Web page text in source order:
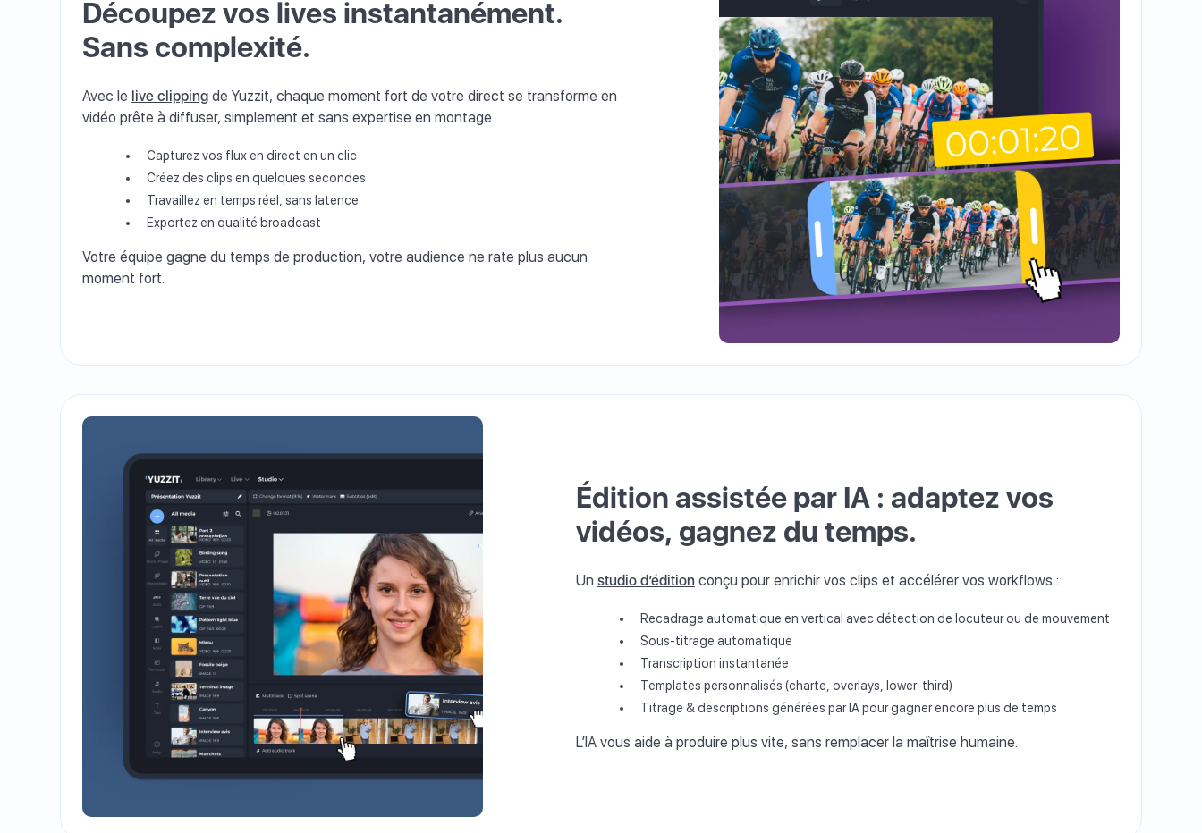
Découpez vos lives instantanément.
Sans complexité.
Avec le live clipping de Yuzzit, chaque moment fort de votre direct se transforme en
vidéo prête à diffuser, simplement et sans expertise en montage.
Capturez vos flux en direct en un clic
Créez des clips en quelques secondes
Travaillez en temps réel, sans latence
Exportez en qualité broadcast
Votre équipe gagne du temps de production, votre audience ne rate plus aucun
moment fort.
Édition assistée par IA : adaptez vos
vidéos, gagnez du temps.
Un studio d’éditionconçu pour enrichir vos clips et accélérer vos workflows :
Recadrage automatique en vertical avec détection de locuteur ou de mouvement
Sous-titrage automatique
Transcription instantanée
Templates personnalisés (charte, overlays, lower-third)
Titrage & descriptions générées par IA pour gagner encore plus de temps
L’IA vous aide à produire plus vite, sans remplacer la maîtrise humaine.